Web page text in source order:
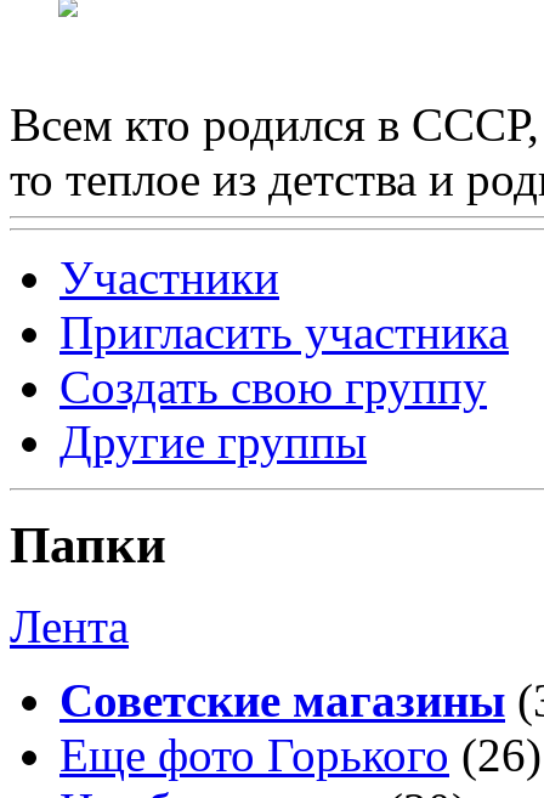
Всем кто родился в
то теплое из детства и
Участники
Пригласить участника
Создать свою группу
Другие группы
Папки
Лента
Советские магазины
Еще фото Горького (26)